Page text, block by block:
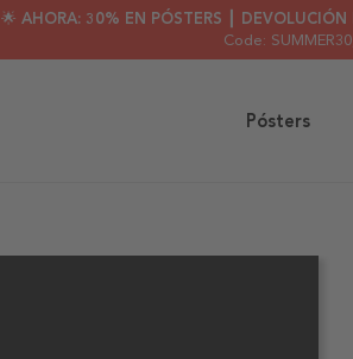
🌟 AHORA: 30% EN PÓSTERS ┃
Code: SUMMER30
Pósters